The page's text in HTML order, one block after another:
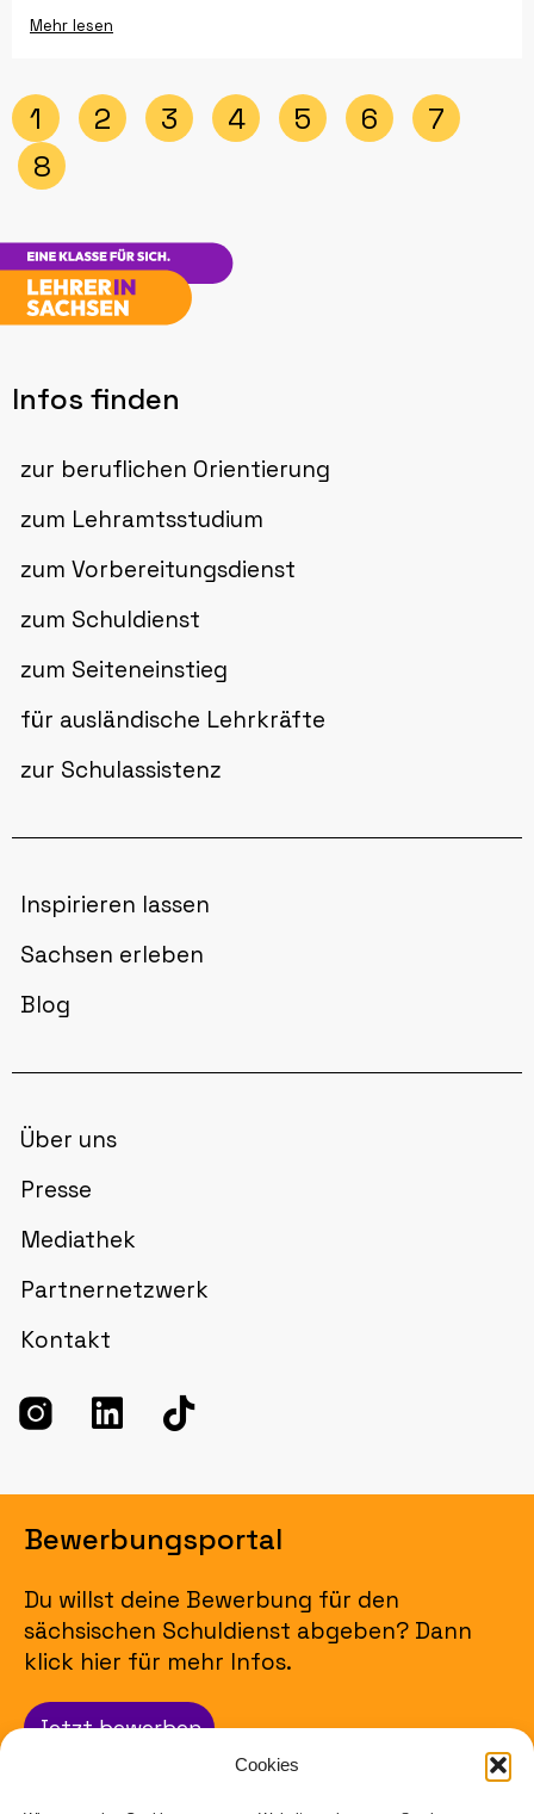
Cookies
Mehr lesen
1 2 3 4 5 6
7
8
Infos finden
zur beruflichen Orientierung
zum Lehramtsstudium
zum Vorbereitungsdienst
zum Schuldienst
zum Seiteneinstieg
für ausländische Lehrkräfte
zur Schulassistenz
Inspirieren lassen
Sachsen erleben
Blog
Über uns
Presse
Mediathek
Partnernetzwerk
Kontakt
Bewerbungsportal
Du willst deine Bewerbung für den
sächsischen Schuldienst abgeben? Dann
klick hier für mehr Infos.
Jetzt bewerben